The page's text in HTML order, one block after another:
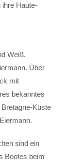
ihre Haute-
Weiß.
Über
mit
bekanntes
Küste
sind ein
Bootes beim